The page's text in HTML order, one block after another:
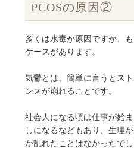
PCOSの原因②
多くは水毒が原因ですが、
ケースがあります。
気鬱とは、簡単に言うとス
ンスが崩れることです。
社会人になる頃は仕事が始
しになるなどもあり、生理
が乱れたことはなかったでし